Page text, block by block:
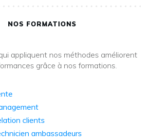
NOS FORMATIONS
appliquent nos méthodes améliorent
grâce à nos formations.
clients
ambassadeurs